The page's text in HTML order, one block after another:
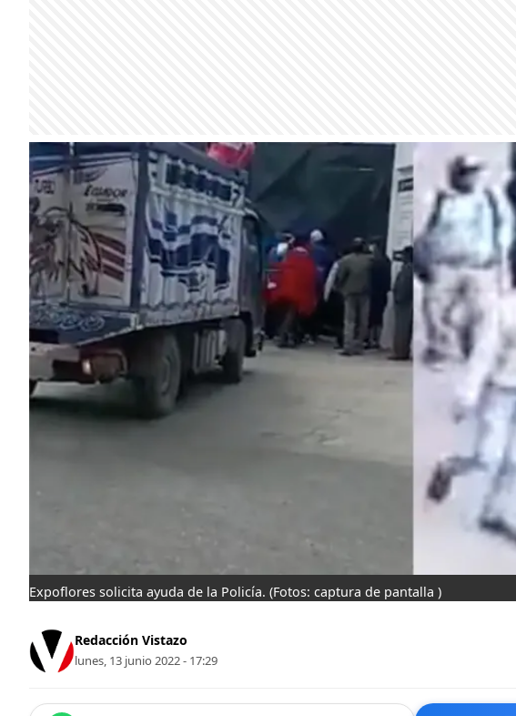
Expoflores solicita ayuda de la Policía. (Fotos: captura de pantalla )
Redacción Vistazo
lunes, 13 junio 2022 - 17:29